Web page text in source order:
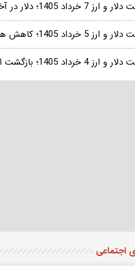
خرداد 1405؛ دلار در آخرین روز هفته بدون تغییر ماند
5 خرداد 1405؛ کاهش هزار تومانی قیمت دلار
1405؛ بازگشت ابهامات سیاسی قیمت دلار را افزایشی کرد
اجتماعی